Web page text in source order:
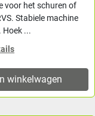
voor het schuren of
Stabiele machine
Hoek ...
winkelwagen